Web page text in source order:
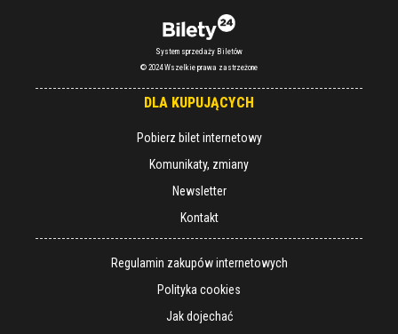
System sprzedaży Biletów
© 2024 Wszelkie prawa zastrzeżone
DLA KUPUJĄCYCH
Pobierz bilet internetowy
Komunikaty, zmiany
Newsletter
Kontakt
Regulamin zakupów internetowych
Polityka cookies
Jak dojechać